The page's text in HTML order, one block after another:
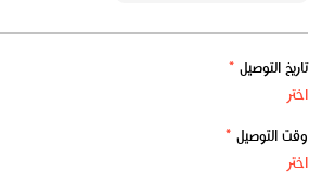
تاريخ التوصيل *
وقت التوصيل *